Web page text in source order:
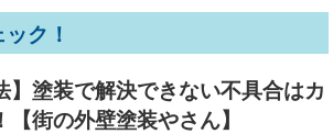
ク！
】塗装で解決できない不具合はカ
街の外壁塗装やさん】